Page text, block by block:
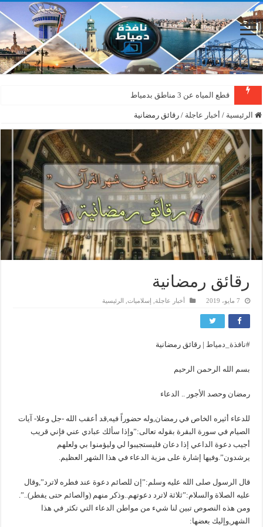
قطع المياه عن 3 مناطق بدمياط
الرئيسية / أخبار عاجلة / رقائق رمضانية
رقائق رمضانية
7 مايو، 2019 أخبار عاجلة إسلاميات الرئيسية
#نافذة_دمياط | رقائق رمضانية
بسم الله الرحمن الرحيم
رمضان وحصد الأجور .. الدعاء
للدعاء أثيره الخاص في رمضان,وله حضوراً فيه,قد أعقب الله -جل وعلا- آيات
الصيام في سورة البقرة بقوله تعالى:”وإذا سألك عبادي عني فإني قريب
أجيب دعوة الداعي إذا دعان فليستجيبوا لي وليؤمنوا بي ولعلهم
يرشدون”.وفيها إشارة على مزية الدعاء في هذا الشهر العظيم.
قال الرسول صلى الله عليه وسلم:”إن للصائم دعوة عند فطره لاترد”,وقال
عليه الصلاة والسلام:”ثلاثة لاترد دعوتهم..وذكر منهم (والصائم حتى يفطر)..”.
ومن هذه النصوص تبين لنا شيء من مواطن الدعاء التي تكثر في هذا
الشهر,وإليك بعضها: